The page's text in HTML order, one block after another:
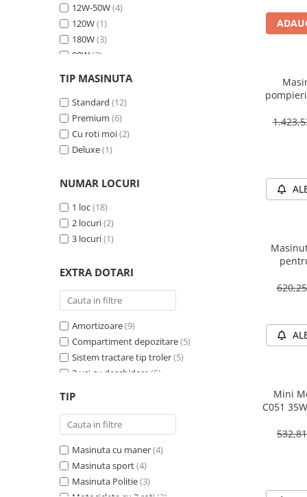
12W-50W(4)
120W(1)
180W(3)
90W (3)
30W (1)
60W(2)
TIP MASINUTA
Standard (12)
Premium (6)
Cu roti moi(2)
Deluxe(1)
NUMAR LOCURI
1 loc(18)
2 locuri(2)
3 locuri(1)
EXTRA DOTARI
Amortizoare(9)
Compartiment depozitare(5)
Sistem tractare tip troler(5)
2 usi cu deschidere (5)
Schimbator viteza
Bluetooth(4)
Baterie detasabila(3)
Megafon (2)
4X4 (2)
TIP
Masinuta cu maner(4)
Masinuta sport(4)
Masinuta Politie(3)
Mini
C051